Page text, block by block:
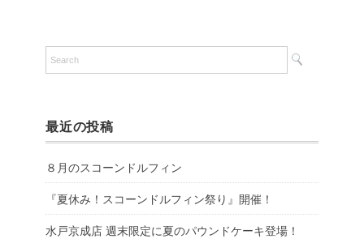
最近の投稿
８月のスコーンドルフィン
『夏休み！スコーンドルフィン祭り』開催！
水戸京成店 週末限定に夏のパウンドケーキ登場！